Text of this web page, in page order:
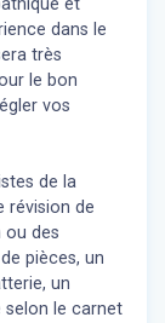
et
dans le
très
le bon
vos
de la
révision de
ou des
pièces, un
un
selon le carnet